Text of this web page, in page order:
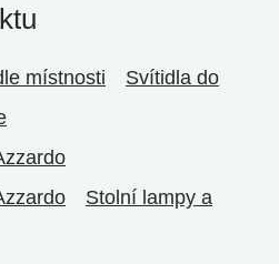
místnosti
Svítidla do
Stolní lampy a